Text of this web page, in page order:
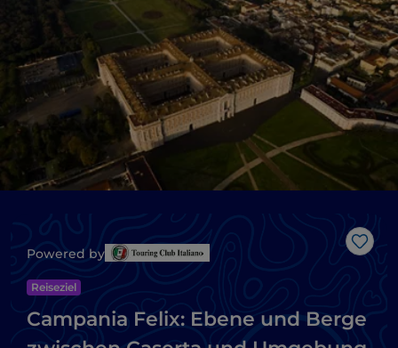
Like
Powered by
Reiseziel
Campania Felix: Ebene und Berge